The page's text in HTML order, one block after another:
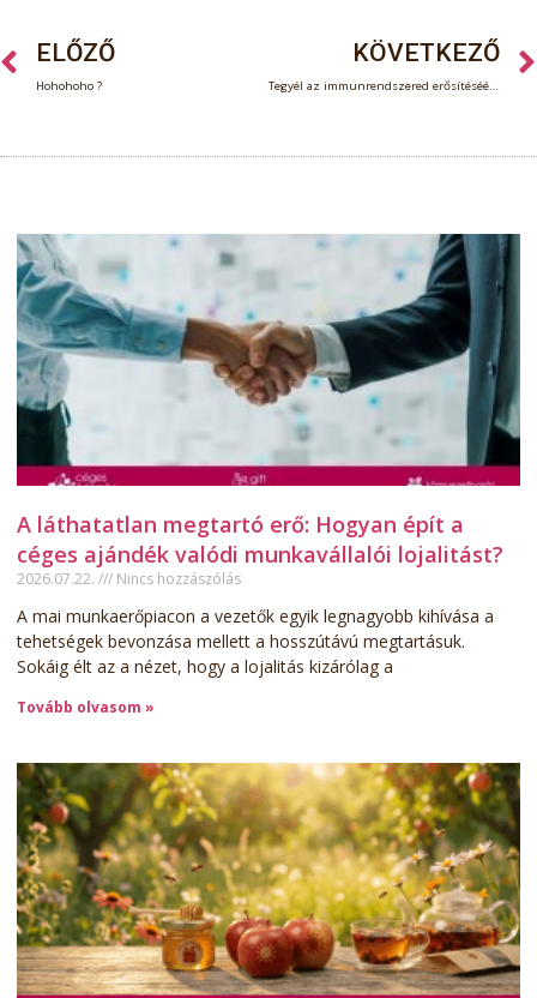
ELŐZŐ
Hohohoho ?
KÖVETKEZŐ
Tegyél az immunrendszered erősítéséért!
A láthatatlan megtartó erő: Hogyan épít a
céges ajándék valódi munkavállalói lojalitást?
2026.07.22. Nincs hozzászólás
A mai munkaerőpiacon a vezetők egyik legnagyobb kihívása a
tehetségek bevonzása mellett a hosszútávú megtartásuk.
Sokáig élt az a nézet, hogy a lojalitás kizárólag a
Tovább olvasom »